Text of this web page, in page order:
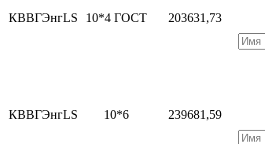
КВВГЭнгLS 10*4 ГОСТ 203631,73
КВВГЭнгLS 10*6 239681,59